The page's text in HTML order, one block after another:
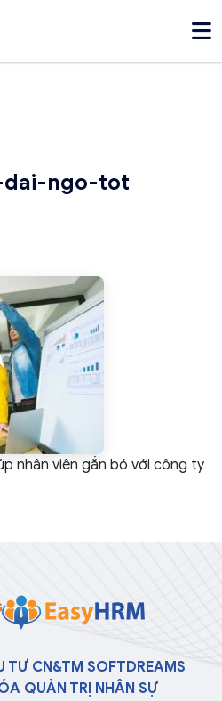
ngo-tot
nhân viên gắn bó với công ty
CN&TM SOFTDREAMS
QUẢN TRỊ NHÂN SỰ